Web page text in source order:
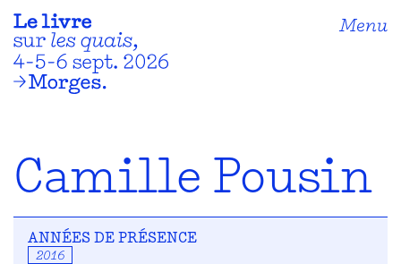
Menu
Camille Pousin
ANNÉES DE PRÉSENCE
2016